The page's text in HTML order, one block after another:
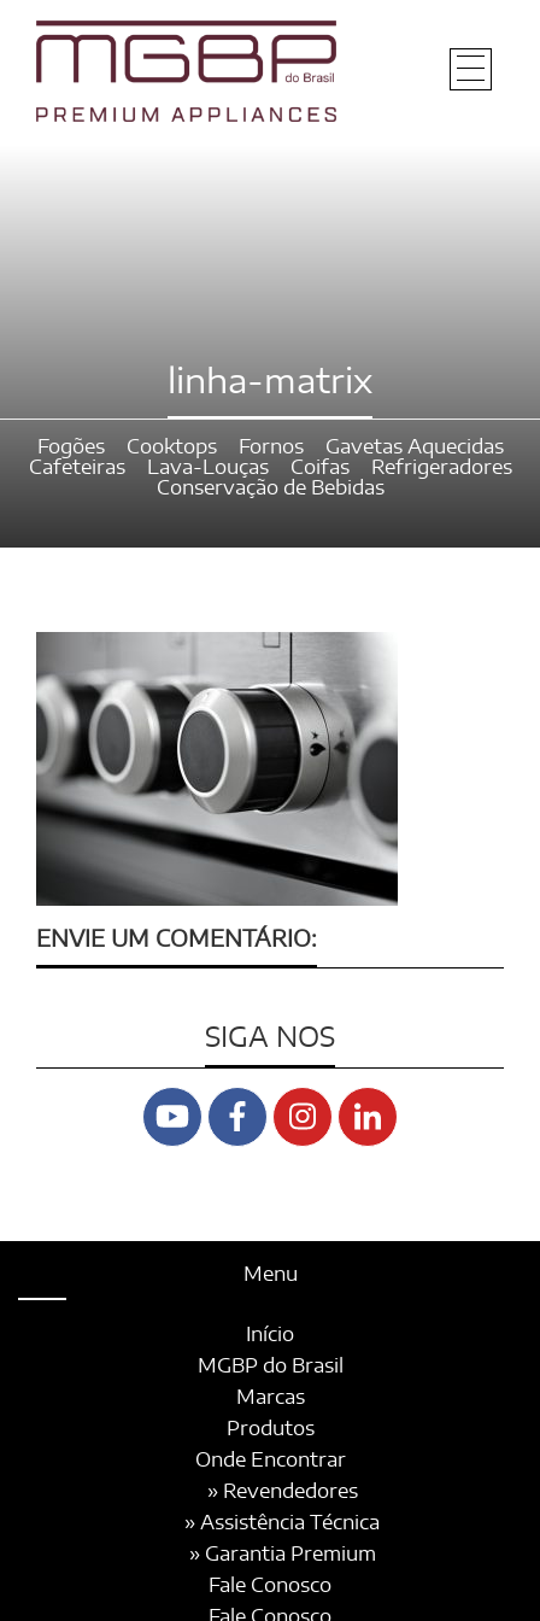
linha-matrix
Fogões Cooktops Fornos
Gavetas Aquecidas
Cafeteiras
Lava-Louças Coifas
Refrigeradores
Conservação de Bebidas
ENVIE UM COMENTÁRIO:
SIGA NOS
Menu
Início
MGBP do Brasil
Marcas
Produtos
Onde Encontrar
» Revendedores
» Assistência Técnica
» Garantia Premium
Fale Conosco
Fale Conosco